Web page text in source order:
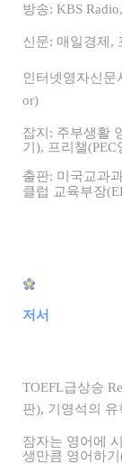
방송: KBS
신문: 매일경제,
인터넷영자신문
or)
잡지: 주부생활
기), 프리챌(PEC
출판: 미국교과
클럽 교육부장
저서
TOEFL급상승
판), 기영석의
잠자는 영어에
생만큼 영어하